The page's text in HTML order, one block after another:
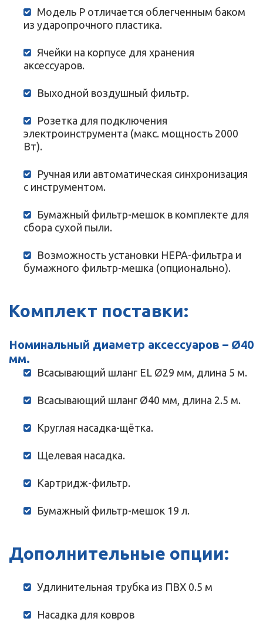
Модель P отличается облегченным баком
из ударопрочного пластика.
Ячейки на корпусе для хранения
аксессуаров.
Выходной воздушный фильтр.
Розетка для подключения
электроинструмента (макс. мощность 2000
Вт).
Ручная или автоматическая синхронизация
с инструментом.
Бумажный фильтр-мешок в комплекте для
сбора сухой пыли.
Возможность установки HEPA-фильтра и
бумажного фильтр-мешка (опционально).
Комплект поставки:
Номинальный диаметр аксессуаров – Ø40
мм.
Всасывающий шланг EL Ø29 мм, длина 5 м.
Всасывающий шланг Ø40 мм, длина 2.5 м.
Круглая насадка-щётка.
Щелевая насадка.
Картридж-фильтр.
Бумажный фильтр-мешок 19 л.
Дополнительные опции:
Удлинительная трубка из ПВХ 0.5 м
Насадка для ковров